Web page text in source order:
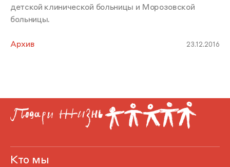
детской клинической больницы и Морозовской
больницы.
Архив 23.12.2016
Кто мы